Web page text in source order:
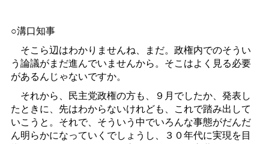
○溝口知事
そこら辺はわかりませんね、まだ。政権内でのそうい
う論議がまだ進んでいませんから。そこはよく見る必要
があるんじゃないですか。
それから、民主党政権の方も、９月でしたか、発表し
たときに、先はわからないけれども、これで踏み出して
いこうと。それで、そういう中でいろんな事態がだんだ
ん明らかになっていくでしょうし、３０年代に実現を目